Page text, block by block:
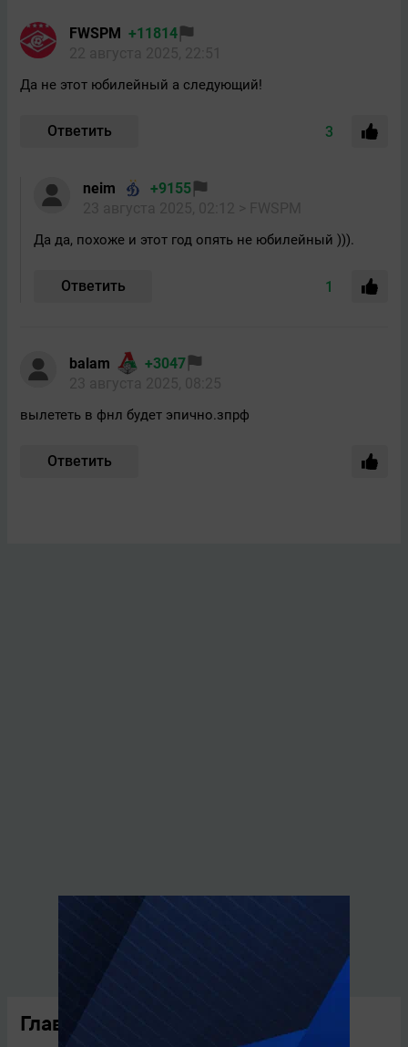
FWSPM +11814
Да не этот юбилейный а следующий!
Ответить 3
neim
+9155
Да да, похоже и этот год опять не юбилейный ))).
Ответить 1
balam
+3047
вылететь в фнл будет эпично.зпрф
Ответить
Главные новости